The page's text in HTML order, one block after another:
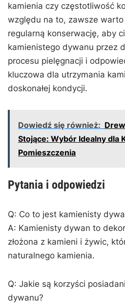
kamienia‍ czy częstotliwość
względu na to, zawsze⁤
regularną konserwację, aby
kamienistego dywanu przez‍
procesu pielęgnacji ‌i
kluczowa dla utrzymania
doskonałej kondycji.
Dowiedź się również:
Stojące: Wybór Idealny dla
Pomieszczenia
Pytania i ‌odpowiedzi
Q: Co to jest kamienisty
A: Kamienisty dywan to
złożona z kamieni⁣ i żywic,
naturalnego kamienia.
Q: Jakie są korzyści
dywanu?